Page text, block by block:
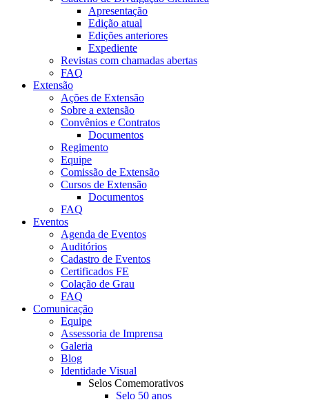
Apresentação
Edição atual
Edições anteriores
Expediente
Revistas com chamadas abertas
FAQ
Extensão
Ações de Extensão
Sobre a extensão
Convênios e Contratos
Documentos
Regimento
Equipe
Comissão de Extensão
Cursos de Extensão
Documentos
FAQ
Eventos
Agenda de Eventos
Auditórios
Cadastro de Eventos
Certificados FE
Colação de Grau
FAQ
Comunicação
Equipe
Assessoria de Imprensa
Galeria
Blog
Identidade Visual
Selos Comemorativos
Selo 50 anos